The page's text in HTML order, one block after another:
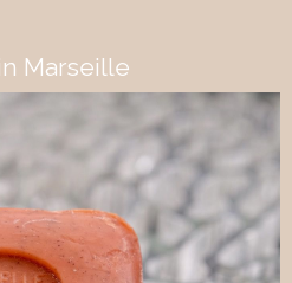
Marseille